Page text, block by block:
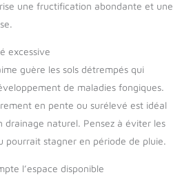
une fructification abondante et une
excessive
guère les sols détrempés qui
de maladies fongiques.
en pente ou surélevé est idéal
drainage naturel. Pensez à éviter les
pourrait stagner en période de pluie.
l’espace disponible